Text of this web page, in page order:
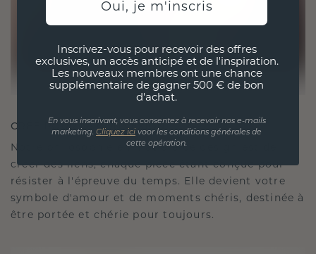
CRÉÉ POUR LA CONNEXION
Notre philosophie en matière de design est de
créer des liens, chaque pièce étant conçue pour
résister à l'épreuve du temps. Elle devient votre
symbole d'amour et de moments chéris, destinée à
être portée et chérie pour toujours.
Oui, je m'inscris
Inscrivez-vous pour recevoir des offres
exclusives, un accès anticipé et de l'inspiration.
Les nouveaux membres ont une chance
supplémentaire de gagner 500 € de bon
d'achat.
En vous inscrivant, vous consentez à recevoir nos e-mails
marketing. Cliquez ici voor les conditions générales de
cette opération.